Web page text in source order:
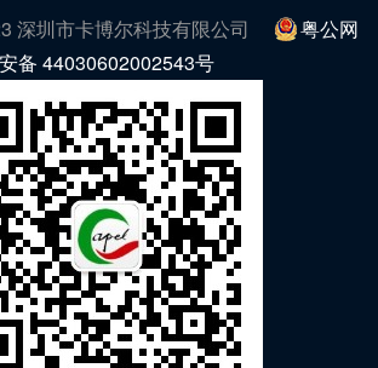
深圳市卡博尔科技有限公司
粤公网
安备 44030602002543号